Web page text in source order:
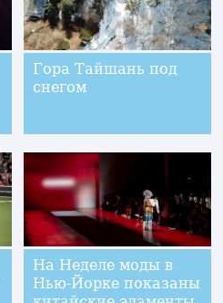
Гора Тайшань под
снегом
На Неделе моды в
Нью-Йорке показаны